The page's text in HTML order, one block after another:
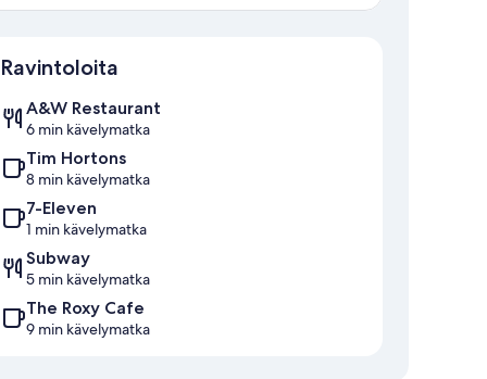
Ravintoloita
A&W Restaurant
6 min kävelymatka
Tim Hortons
8 min kävelymatka
7-Eleven
1 min kävelymatka
Subway
5 min kävelymatka
The Roxy Cafe
9 min kävelymatka